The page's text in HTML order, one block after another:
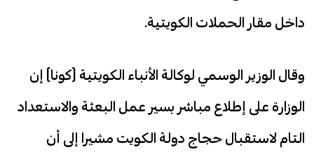
داخل مقار الحملات الكويتية.
وقال الوزير الوسمي لوكالة الأنباء الكويتية (كونا) إن
الوزارة على إطلاع مباشر بسير عمل البعثة والاستعداد
التام لاستقبال حجاج دولة الكويت مشيرا إلى أن